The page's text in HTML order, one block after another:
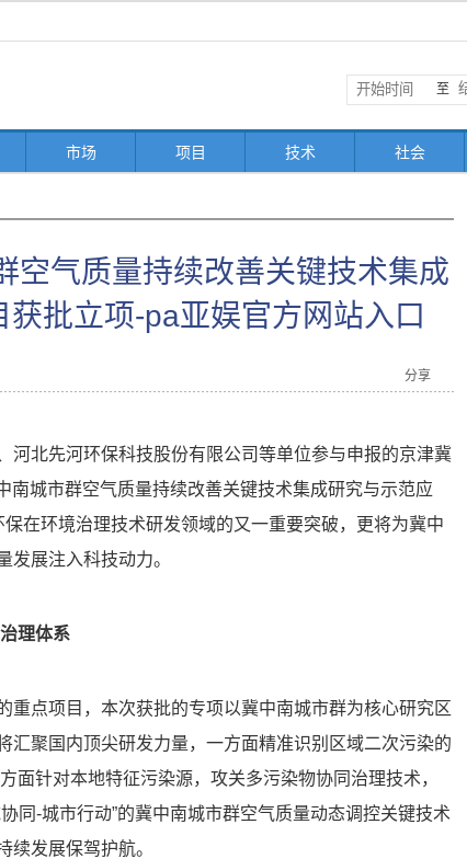
至
市场 项目 技术 社会
空气质量持续改善关键技术集成
获批立项-pa亚娱官方网站入口
分享
河北先河环保科技股份有限公司等单位参与申报的京津冀
南城市群空气质量持续改善关键技术集成研究与示范应
在环境治理技术研发领域的又一重要突破，更将为冀中
发展注入科技动力。
理体系
重点项目，本次获批的专项以冀中南城市群为核心研究区
汇聚国内顶尖研发力量，一方面精准识别区域二次污染的
面针对本地特征污染源，攻关多污染物协同治理技术，
同-城市行动”的冀中南城市群空气质量动态调控关键技术
续发展保驾护航。